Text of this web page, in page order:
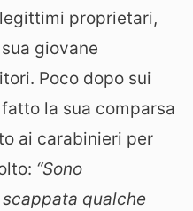
proprietari,
giovane
Poco dopo sui
la sua comparsa
ai carabinieri per
“Sono
qualche